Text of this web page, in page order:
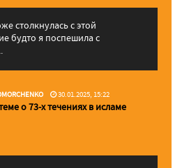
столкнулась с этой
будто я поспешила с
30.01.2025, 15:22
о 73-х течениях в исламе